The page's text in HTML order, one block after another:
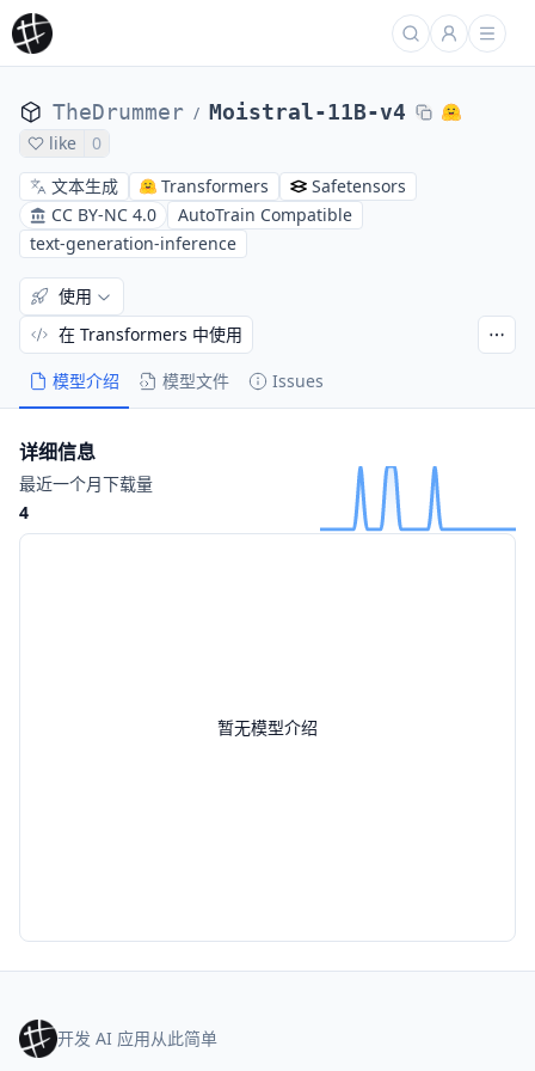
TheDrummer / Moistral-11B-v4
like
0
文本生成
Transformers
Safetensors
CC BY-NC 4.0
AutoTrain Compatible
text-generation-inference
模型介绍 模型文件 Issues
使用
在 Transformers 中使用
暂无模型介绍
详细信息
最近一个月下载量
4
开发 AI 应用从此简单